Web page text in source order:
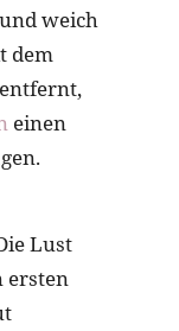
weich
dem
einen
Lust
ersten